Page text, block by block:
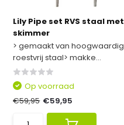
Lily Pipe set RVS staal met
skimmer
> gemaakt van hoogwaardig
roestvrij staal> makke...
Op voorraad
€59,95 €59,95